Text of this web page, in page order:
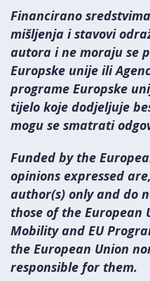
Financirano
mišljenja i stavovi
autora i ne moraju se
Europske unije ili
programe Europske
tijelo koje dodjeljuje
mogu se smatrati
Funded by the
opinions expressed
author(s) only and do
those of the European
Mobility and EU
the European Union
responsible for them.